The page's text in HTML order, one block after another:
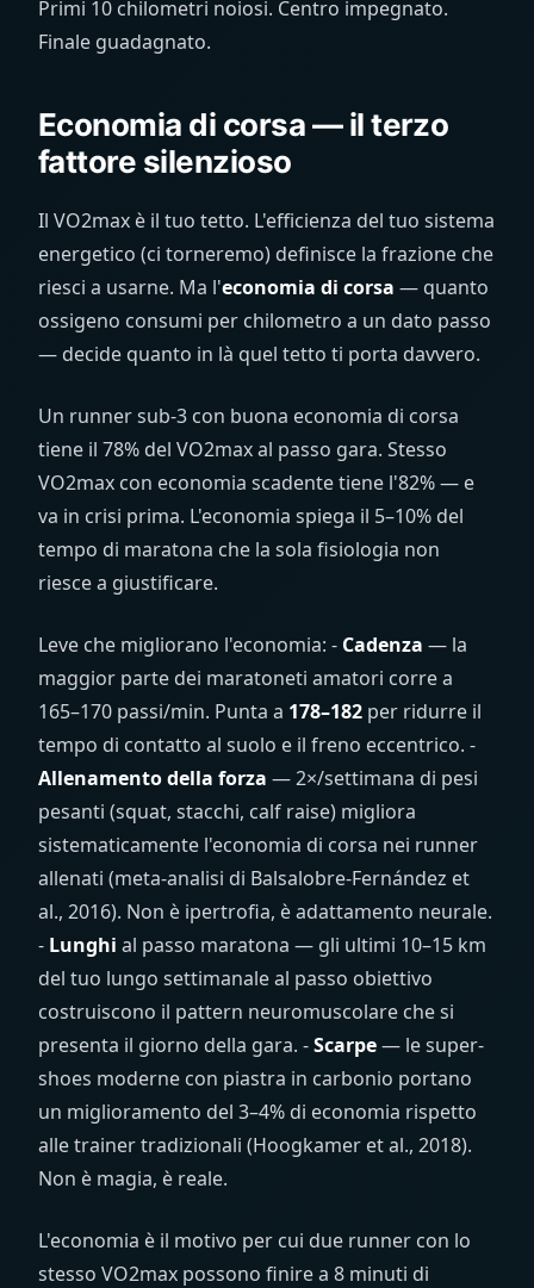
Primi 10 chilometri noiosi. Centro impegnato.
Finale guadagnato.
Economia di corsa — il terzo
fattore silenzioso
Il VO2max è il tuo tetto. L'efficienza del tuo sistema
energetico (ci torneremo) definisce la frazione che
riesci a usarne. Ma l'economia di corsa — quanto
ossigeno consumi per chilometro a un dato passo
— decide quanto in là quel tetto ti porta davvero.
Un runner sub-3 con buona economia di corsa
tiene il 78% del VO2max al passo gara. Stesso
VO2max con economia scadente tiene l'82% — e
va in crisi prima. L'economia spiega il 5–10% del
tempo di maratona che la sola fisiologia non
riesce a giustificare.
Leve che migliorano l'economia: - Cadenza — la
maggior parte dei maratoneti amatori corre a
165–170 passi/min. Punta a 178–182 per ridurre il
tempo di contatto al suolo e il freno eccentrico. -
Allenamento della forza — 2×/settimana di pesi
pesanti (squat, stacchi, calf raise) migliora
sistematicamente l'economia di corsa nei runner
allenati (meta-analisi di Balsalobre-Fernández et
al., 2016). Non è ipertrofia, è adattamento neurale.
- Lunghi al passo maratona — gli ultimi 10–15 km
del tuo lungo settimanale al passo obiettivo
costruiscono il pattern neuromuscolare che si
presenta il giorno della gara. -Scarpe— le super-
shoes moderne con piastra in carbonio portano
un miglioramento del 3–4% di economia rispetto
alle trainer tradizionali (Hoogkamer et al., 2018).
Non è magia, è reale.
L'economia è il motivo per cui due runner con lo
stesso VO2max possono finire a 8 minuti di